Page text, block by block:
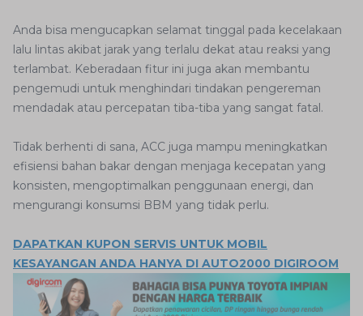
Anda bisa mengucapkan selamat tinggal pada kecelakaan
lalu lintas akibat jarak yang terlalu dekat atau reaksi yang
terlambat. Keberadaan fitur ini juga akan membantu
pengemudi untuk menghindari tindakan pengereman
mendadak atau percepatan tiba-tiba yang sangat fatal.
Tidak berhenti di sana, ACC juga mampu meningkatkan
efisiensi bahan bakar dengan menjaga kecepatan yang
konsisten, mengoptimalkan penggunaan energi, dan
mengurangi konsumsi BBM yang tidak perlu.
DAPATKAN KUPON SERVIS UNTUK MOBIL
KESAYANGAN ANDA HANYA DI AUTO2000 DIGIROOM